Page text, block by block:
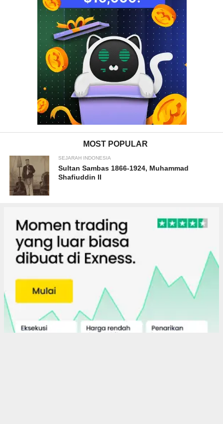
MOST POPULAR
SEJARAH INDONESIA
Sultan Sambas 1866-1924, Muhammad
Shafiuddin II